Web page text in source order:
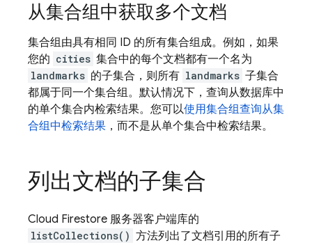
从集合组中获取多个文档
集合组由具有相同 ID 的所有集合组成。例如，如果
您的 cities 集合中的每个文档都有一个名为
landmarks 的子集合，则所有 landmarks 子集合
都属于同一个集合组。默认情况下，查询从数据库中
的单个集合内检索结果。您可以使用集合组查询从集
合组中检索结果 ，而不是从单个集合中检索结果。
列出文档的子集合
Cloud Firestore 服务器客户端库的
listCollections() 方法列出了文档引用的所有子